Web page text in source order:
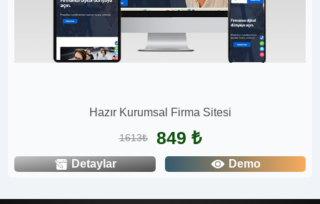
Hazır Kurumsal Firma Sitesi
1613₺ 849 ₺
Detaylar Demo